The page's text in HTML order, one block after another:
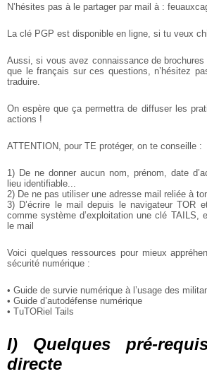
N’hésites pas à le partager par mail à :
La clé PGP est disponible en ligne, si tu veux
Aussi, si vous avez connaissance de
que le français sur ces questions, n’hésitez
traduire.
On espère que ça permettra de diffuser les
actions !
ATTENTION, pour TE protéger, on te conseille :
1) De ne donner aucun nom, prénom, date
lieu identifiable...
2) De ne pas utiliser une adresse mail reliée à
3) D’écrire le mail depuis le navigateur TOR
comme système d’exploitation une clé TAILS,
le mail
Voici quelques ressources pour mieux
sécurité numérique :
• Guide de survie numérique à l’usage des
• Guide d’autodéfense numérique
• TuTORiel Tails
I) Quelques pré-
directe